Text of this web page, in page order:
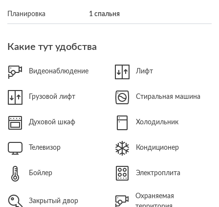
Планировка 1 спальня
Какие тут удобства
Видеонаблюдение Лифт
Грузовой лифт Стиральная машина
Духовой шкаф Холодильник
Телевизор Кондиционер
Бойлер Электроплита
Закрытый двор
Охраняемая